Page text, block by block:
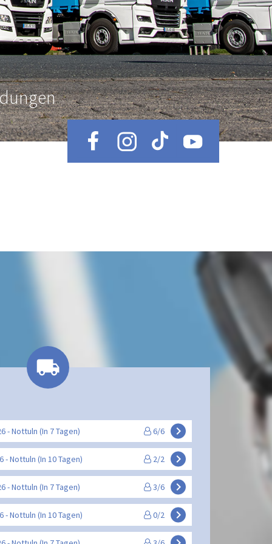
- Nottuln (In 7 Tagen) 6/6 keyboard_arrow_right
- Nottuln (In 10 Tagen) 2/2 keyboard_arrow_right
- Nottuln (In 7 Tagen) 3/6 keyboard_arrow_right
- Nottuln (In 10 Tagen) 0/2 keyboard_arrow_right